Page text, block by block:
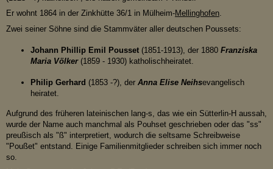
Er wohnt 1864 in der Zinkhütte 36/1 in Mülheim-Mellinghofen.
Zwei seiner Söhne sind die Stammväter aller deutschen Poussets:
Johann Phillip Emil Pousset (1851-1913), der 1880 Franziska
Maria Völker(1859 - 1930) katholischheiratet.
Philip Gerhard (1853 -?), der Anna Elise Neihsevangelisch
heiratet.
Aufgrund des früheren lateinischen lang-s, das wie ein Sütterlin-H aussah,
wurde der Name auch manchmal als Pouhset geschrieben oder das "ss"
preußisch als "ß" interpretiert, wodurch die seltsame Schreibweise
"Poußet" entstand. Einige Familienmitglieder schreiben sich immer noch
so.